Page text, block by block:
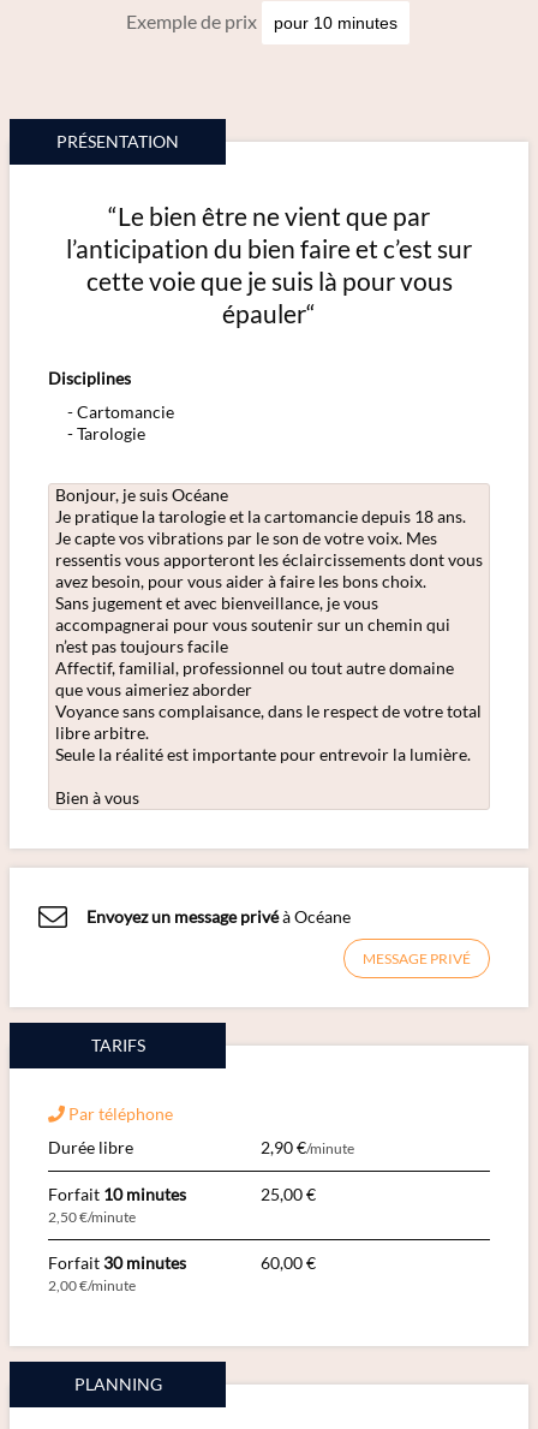
Exemple de prix
PRÉSENTATION
“Le bien être ne vient que par
l’anticipation du bien faire et c’est sur
cette voie que je suis là pour vous
épauler“
Disciplines
Cartomancie
Tarologie
Bonjour, je suis Océane
Je pratique la tarologie et la cartomancie depuis 18 ans.
Je capte vos vibrations par le son de votre voix. Mes
ressentis vous apporteront les éclaircissements dont vous
avez besoin, pour vous aider à faire les bons choix.
Sans jugement et avec bienveillance, je vous
accompagnerai pour vous soutenir sur un chemin qui
n’est pas toujours facile
Affectif, familial, professionnel ou tout autre domaine
que vous aimeriez aborder
Voyance sans complaisance, dans le respect de votre total
libre arbitre.
Seule la réalité est importante pour entrevoir la lumière.
Bien à vous
Envoyez un message privéà Océane
MESSAGE PRIVÉ
TARIFS
Par téléphone
Durée libre
2,90 €/minute
Forfait 10 minutes
2,50 €/minute
25,00 €
Forfait30 minutes
2,00 €/minute
60,00 €
PLANNING